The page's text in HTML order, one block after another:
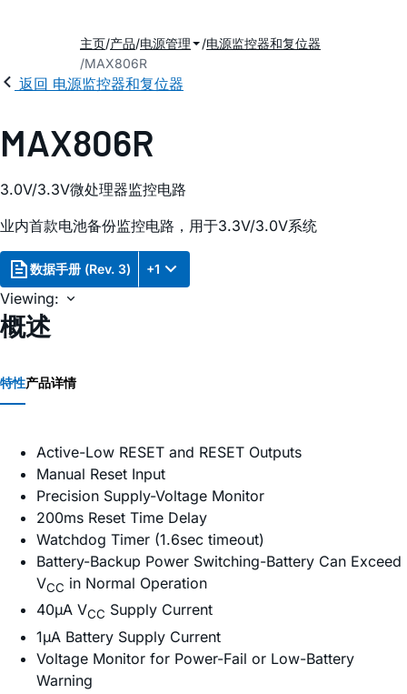
主页 产品 电源管理
电源监控器和复位器
MAX806R
返回 电源监控器和复位器
MAX806R
3.0V/3.3V微处理器监控电路
业内首款电池备份监控电路，用于3.3V/3.0V系统
数据手册 (Rev. 3) +1
Viewing:
概述
特性产品详情
Active-Low RESET and RESET Outputs
Manual Reset Input
Precision Supply-Voltage Monitor
200ms Reset Time Delay
Watchdog Timer (1.6sec timeout)
Battery-Backup Power Switching-Battery Can Exceed
VCC in Normal Operation
40µA VCC Supply Current
1µA Battery Supply Current
Voltage Monitor for Power-Fail or Low-Battery
Warning